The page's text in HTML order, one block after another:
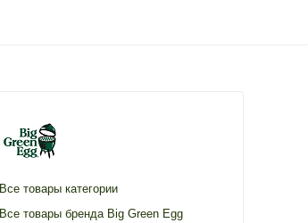
Все товары категории
Все товары бренда Big Green Egg